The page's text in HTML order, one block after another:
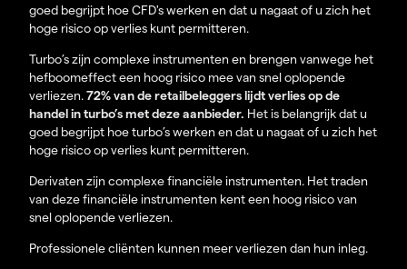
goed begrijpt hoe CFD's werken en dat u nagaat of u zich het
hoge risico op verlies kunt permitteren.
Turbo’s zijn complexe instrumenten en brengen vanwege het
hefboomeffect een hoog risico mee van snel oplopende
verliezen.72% van de retailbeleggers lijdt verlies op de
handel in turbo’s met deze aanbieder. Het is belangrijk dat u
goed begrijpt hoe turbo’s werken en dat u nagaat of u zich het
hoge risico op verlies kunt permitteren.
Derivaten zijn complexe financiële instrumenten. Het traden
van deze financiële instrumenten kent een hoog risico van
snel oplopende verliezen.
Professionele cliënten kunnen meer verliezen dan hun inleg.